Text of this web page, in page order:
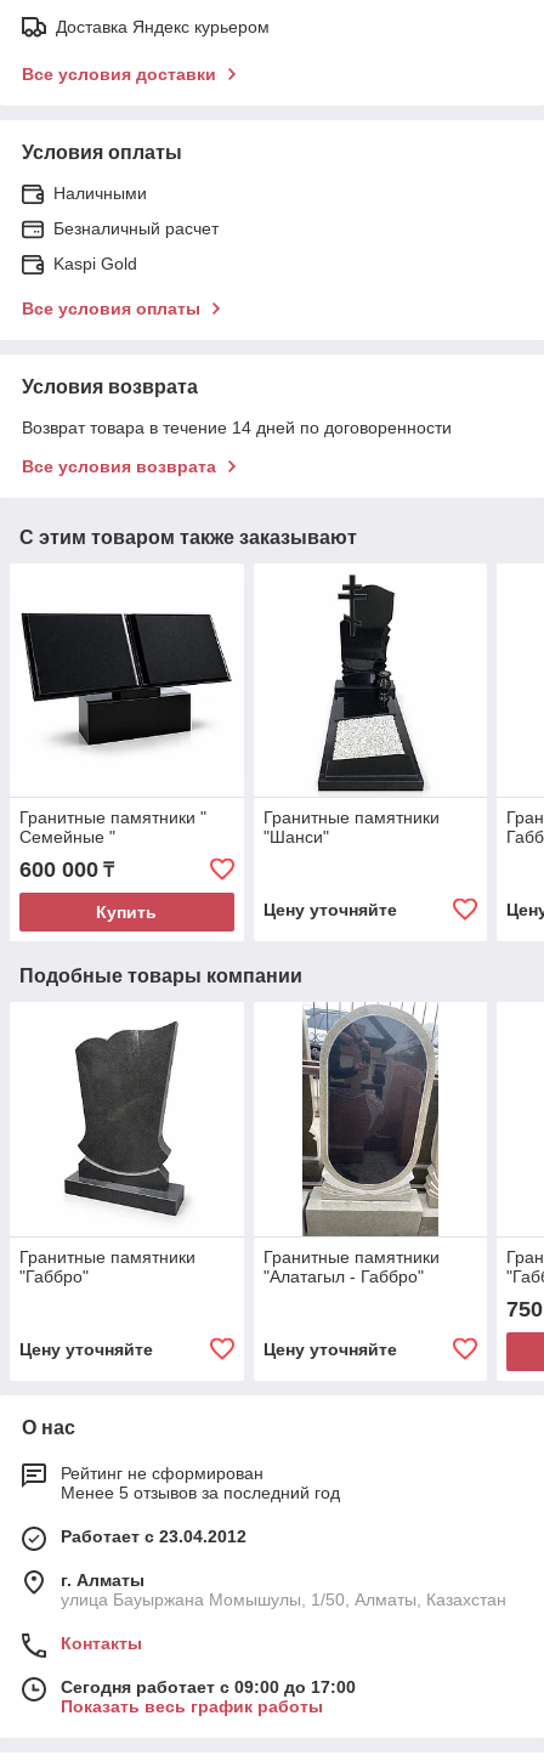
Доставка Яндекс курьером
Все условия доставки
Условия оплаты
Наличными
Безналичный расчет
Kaspi Gold
Все условия оплаты
Условия возврата
Возврат товара в течение 14 дней по договоренности
Все условия возврата
С этим товаром также заказывают
Гранитные памятники "
Семейные "
600 000 ₸
Купить
Гранитные памятники
"Шанси"
Цену уточняйте
Подобные товары компании
Гранитные памятники
"Габбро"
Цену уточняйте
Гранитные памятники
"Алатагыл - Габбро"
Цену уточняйте
О нас
Рейтинг не сформирован
Менее 5 отзывов за последний год
Работает с 23.04.2012
г. Алматы
улица Бауыржана Момышулы, 1/50, Алматы, Казахстан
Контакты
Сегодня работает с 09:00 до 17:00
Показать весь график работы